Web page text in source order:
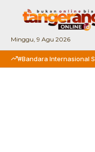
Minggu, 9 Agu 2026
#Bandara Internasional